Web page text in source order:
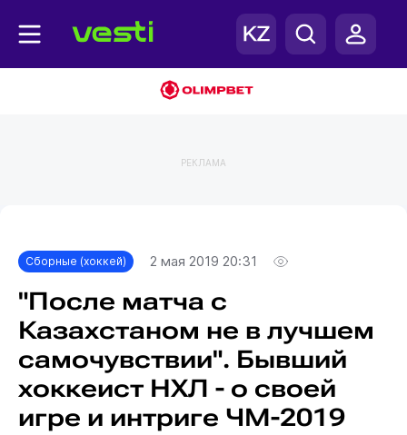
РЕКЛАМА
Сборные (хоккей) 2 мая 2019 20:31
"После матча с
Казахстаном не в лучшем
самочувствии". Бывший
хоккеист НХЛ - о своей
игре и интриге ЧМ-2019